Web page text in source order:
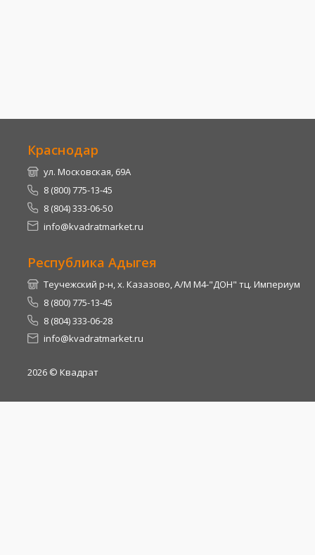
Краснодар
ул. Московская, 69А
8 (800) 775-13-45
8 (804) 333-06-50
info@kvadratmarket.ru
Республика Адыгея
Теучежский р-н, х. Казазово, А/М М4-"ДОН" тц. Империум
8 (800) 775-13-45
8 (804) 333-06-28
info@kvadratmarket.ru
2026 © Квадрат